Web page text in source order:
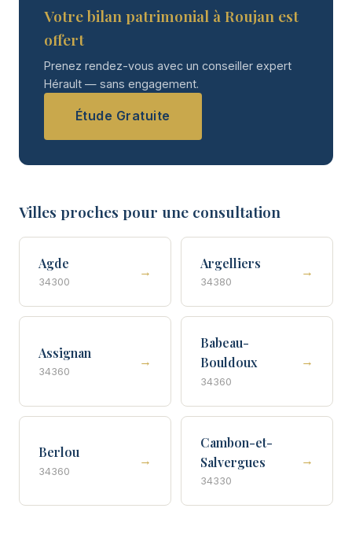
Votre bilan patrimonial à Roujan est
offert
Prenez rendez-vous avec un conseiller expert
Hérault — sans engagement.
Étude Gratuite
Villes proches pour une consultation
Agde
34300
→
Argelliers
34380
→
Assignan
34360
→
Babeau-
Bouldoux
34360
→
Berlou
34360
→
Cambon-et-
Salvergues
34330
→